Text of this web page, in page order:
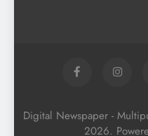
Digital Newspaper -
2026.